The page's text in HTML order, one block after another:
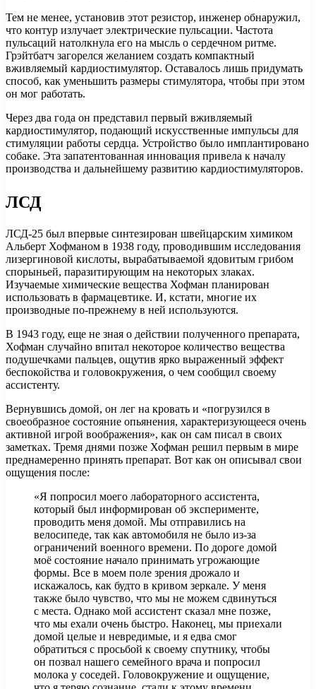
Тем не менее, установив этот резистор, инженер обнаружил,
что контур излучает электрические пульсации. Частота
пульсаций натолкнула его на мысль о сердечном ритме.
Грэйтбатч загорелся желанием создать компактный
вживляемый кардиостимулятор. Оставалось лишь придумать
способ, как уменьшить размеры стимулятора, чтобы при этом
он мог работать.
Через два года он представил первый вживляемый
кардиостимулятор, подающий искусственные импульсы для
стимуляции работы сердца. Устройство было имплантировано
собаке. Эта запатентованная инновация привела к началу
производства и дальнейшему развитию кардиостимуляторов.
ЛСД
ЛСД-25 был впервые синтезирован швейцарским химиком
Альберт Хофманом в 1938 году, проводившим исследования
лизергиновой кислоты, вырабатываемой ядовитым грибом
спорыньей, паразитирующим на некоторых злаках.
Изучаемые химические вещества Хофман планирован
использовать в фармацевтике. И, кстати, многие их
производные по-прежнему в ней используются.
В 1943 году, еще не зная о действии полученного препарата,
Хофман случайно впитал некоторое количество вещества
подушечками пальцев, ощутив ярко выраженный эффект
беспокойства и головокружения, о чем сообщил своему
ассистенту.
Вернувшись домой, он лег на кровать и «погрузился в
своеобразное состояние опьянения, характеризующееся очень
активной игрой воображения», как он сам писал в своих
заметках. Тремя днями позже Хофман решил первым в мире
преднамеренно принять препарат. Вот как он описывал свои
ощущения после:
«Я попросил моего лабораторного ассистента,
который был информирован об эксперименте,
проводить меня домой. Мы отправились на
велосипеде, так как автомобиля не было из-за
ограничений военного времени. По дороге домой
моё состояние начало принимать угрожающие
формы. Все в моем поле зрения дрожало и
искажалось, как будто в кривом зеркале. У меня
также было чувство, что мы не можем сдвинуться
с места. Однако мой ассистент сказал мне позже,
что мы ехали очень быстро. Наконец, мы приехали
домой целые и невредимые, и я едва смог
обратиться с просьбой к своему спутнику, чтобы
он позвал нашего семейного врача и попросил
молока у соседей. Головокружение и ощущение,